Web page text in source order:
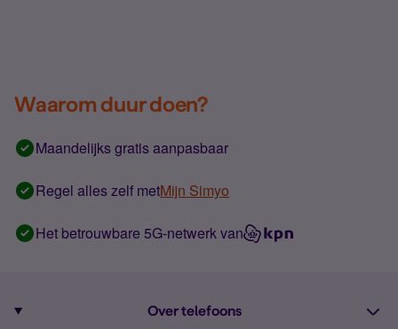
Waarom duur doen?
Maandelijks gratis aanpasbaar
Regel alles zelf metMijn Simyo
Het betrouwbare 5G-netwerk van
Over telefoons